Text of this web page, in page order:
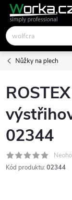
Přejít
obsah
Nůžky na plech
02344
Kód produktu: 02344